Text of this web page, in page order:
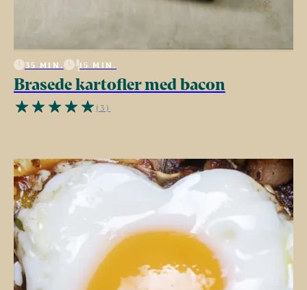
35 MIN. 15 MIN.
Brasede kartofler med bacon
(3)